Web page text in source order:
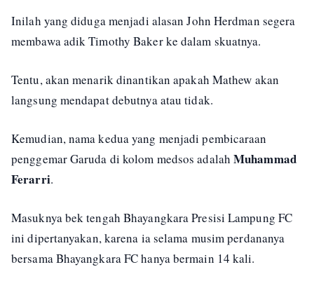
Inilah yang diduga menjadi alasan John Herdman segera
membawa adik Timothy Baker ke dalam skuatnya.
Tentu, akan menarik dinantikan apakah Mathew akan
langsung mendapat debutnya atau tidak.
Kemudian, nama kedua yang menjadi pembicaraan
penggemar Garuda di kolom medsos adalahMuhammad
Ferarri.
Masuknya bek tengah Bhayangkara Presisi Lampung FC
ini dipertanyakan, karena ia selama musim perdananya
bersama Bhayangkara FC hanya bermain 14 kali.